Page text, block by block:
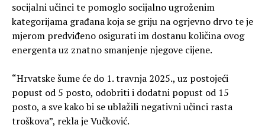
socijalni učinci te pomoglo socijalno ugroženim
kategorijama građana koja se griju na ogrjevno drvo te je
mjerom predviđeno osigurati im dostanu količina ovog
energenta uz znatno smanjenje njegove cijene.
“Hrvatske šume će do 1. travnja 2025., uz postojeći
popust od 5 posto, odobriti i dodatni popust od 15
posto, a sve kako bi se ublažili negativni učinci rasta
troškova”, rekla je Vučković.